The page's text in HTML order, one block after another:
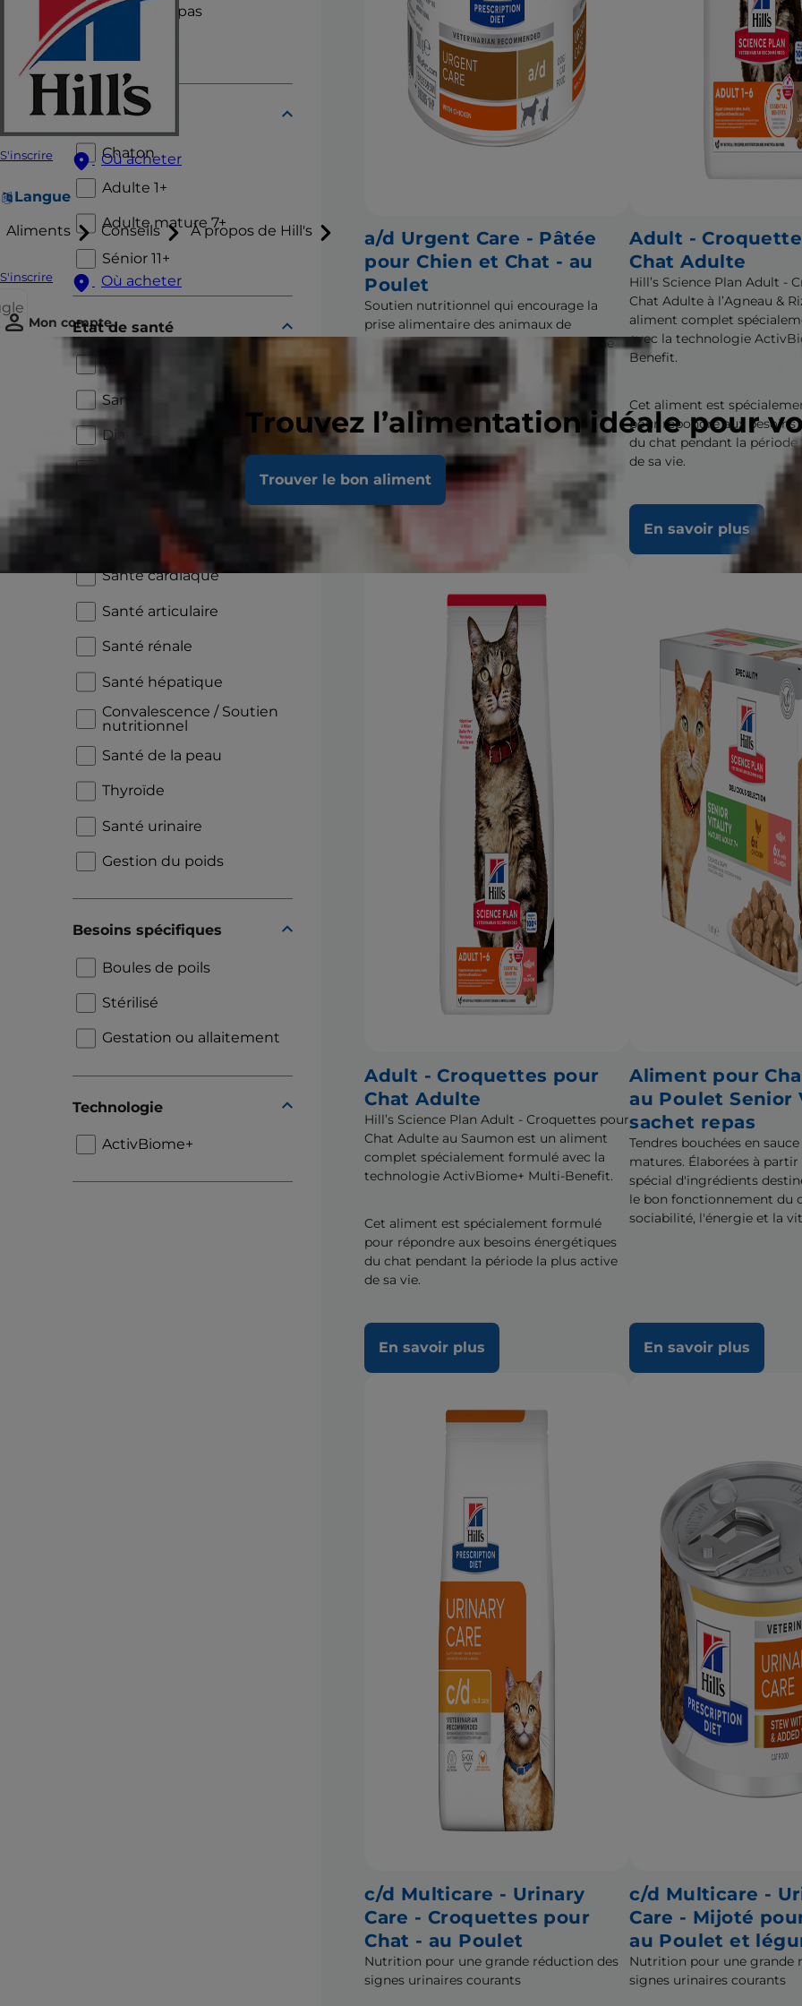
S'inscrire Où acheter
Langue
Aliments Conseils À propos de Hill's
S'inscrire
Où acheter
Mon compte
Trouvez l’alimentation idéale pour
Trouver le bon aliment
Sachets repas
Cycle de vie
Chaton
Adulte 1+
Adulte mature 7+
Sénior 11+
État de santé
Vieillissement
Santé bucco-dentaire
Diabète
Sensibilité alimentaire
Croissance
Santé cardiaque
Santé articulaire
Santé rénale
Santé hépatique
Convalescence / Soutien
nutritionnel
Santé de la peau
Thyroïde
Santé urinaire
Gestion du poids
Besoins spécifiques
Boules de poils
Stérilisé
Gestation ou allaitement
Technologie
ActivBiome+
a/d Urgent Care - Pâtée
pour Chien et Chat - au
Poulet
Soutien nutritionnel qui encourage la
prise alimentaire des animaux de
compagnie en convalescence après une
maladie grave, un accident ou une
intervention chirurgicale
Adult -
Chat Adulte
Hill’s Science Plan Adult -
Chat Adulte à l’Agneau &
aliment complet
avec la technologie
Benefit.
Cet aliment est
pour répondre aux besoins
du chat pendant la période
de sa vie.
En savoir plus
Adult - Croquettes pour
Chat Adulte
Hill’s Science Plan Adult - Croquettes pour
Chat Adulte au Saumon est un aliment
complet spécialement formulé avec la
technologie ActivBiome+ Multi-Benefit.
Cet aliment est spécialement formulé
pour répondre aux besoins énergétiques
du chat pendant la période la plus active
de sa vie.
En savoir plus
Aliment pour
au Poulet Senior
sachet repas
Tendres bouchées en
matures. Élaborées à
spécial d'ingrédients
le bon fonctionnement du
sociabilité, l'énergie et la
En savoir plus
c/d Multicare - Urinary
Care - Croquettes pour
Chat - au Poulet
Nutrition pour une grande réduction des
signes urinaires courants
c/d Multicare -
Care - Mijoté
au Poulet et
Nutrition pour une grande
signes urinaires courants